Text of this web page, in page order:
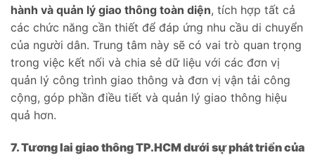
hành và quản lý giao thông toàn diện, tích hợp tất cả
các chức năng cần thiết để đáp ứng nhu cầu di chuyển
của người dân. Trung tâm này sẽ có vai trò quan trọng
trong việc kết nối và chia sẻ dữ liệu với các đơn vị
quản lý công trình giao thông và đơn vị vận tải công
cộng, góp phần điều tiết và quản lý giao thông hiệu
quả hơn.
7. Tương lai giao thông TP.HCM dưới sự phát triển của